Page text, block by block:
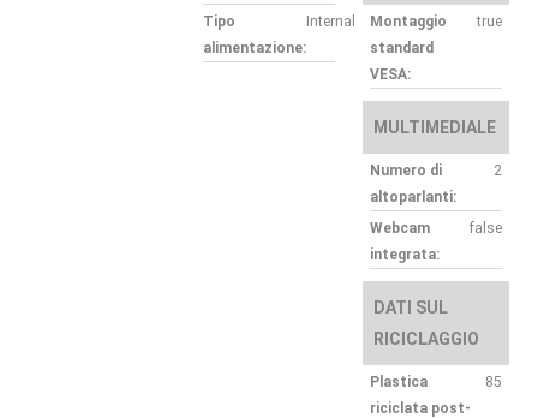
Tipo
alimentazione:
Internal
Montaggio
standard
VESA:
true
MULTIMEDIALE
Numero di
altoparlanti:
2
Webcam
integrata:
false
DATI SUL
RICICLAGGIO
Plastica
riciclata post-
85